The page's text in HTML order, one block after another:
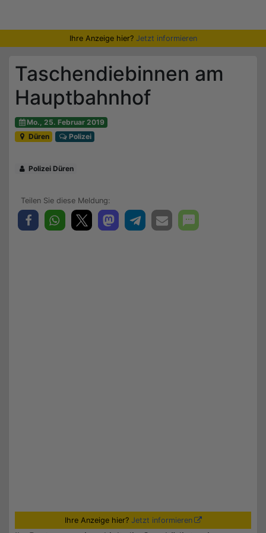
Ihre Anzeige hier? Jetzt informieren
Taschendiebinnen am
Hauptbahnhof
Mo., 25. Februar 2019
Düren
Polizei
Polizei Düren
Ihre Anzeige hier? Jetzt informieren